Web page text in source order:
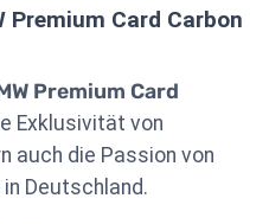
Premium Card Carbon
Premium Card
Exklusivität von
auch die Passion von
Deutschland.